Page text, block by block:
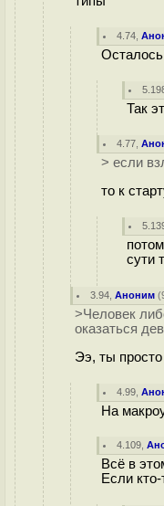
4.74 ,
Осталось
Так
4.77 ,
> если
то к
сути
3.94 ,Аноним (
>Человек
оказаться
Ээ, ты
4.99 ,
На
4.109 ,
Всё в
Если